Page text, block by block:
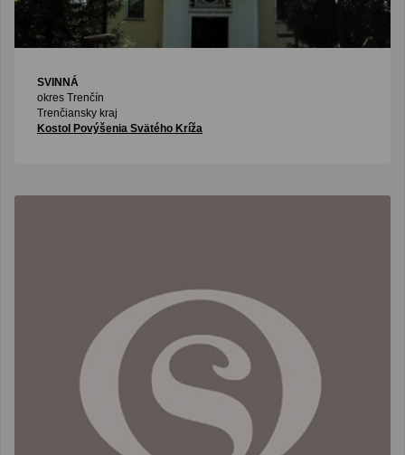
SVINNÁ
okres Trenčín
Trenčiansky kraj
Kostol Povýšenia Svätého Kríža